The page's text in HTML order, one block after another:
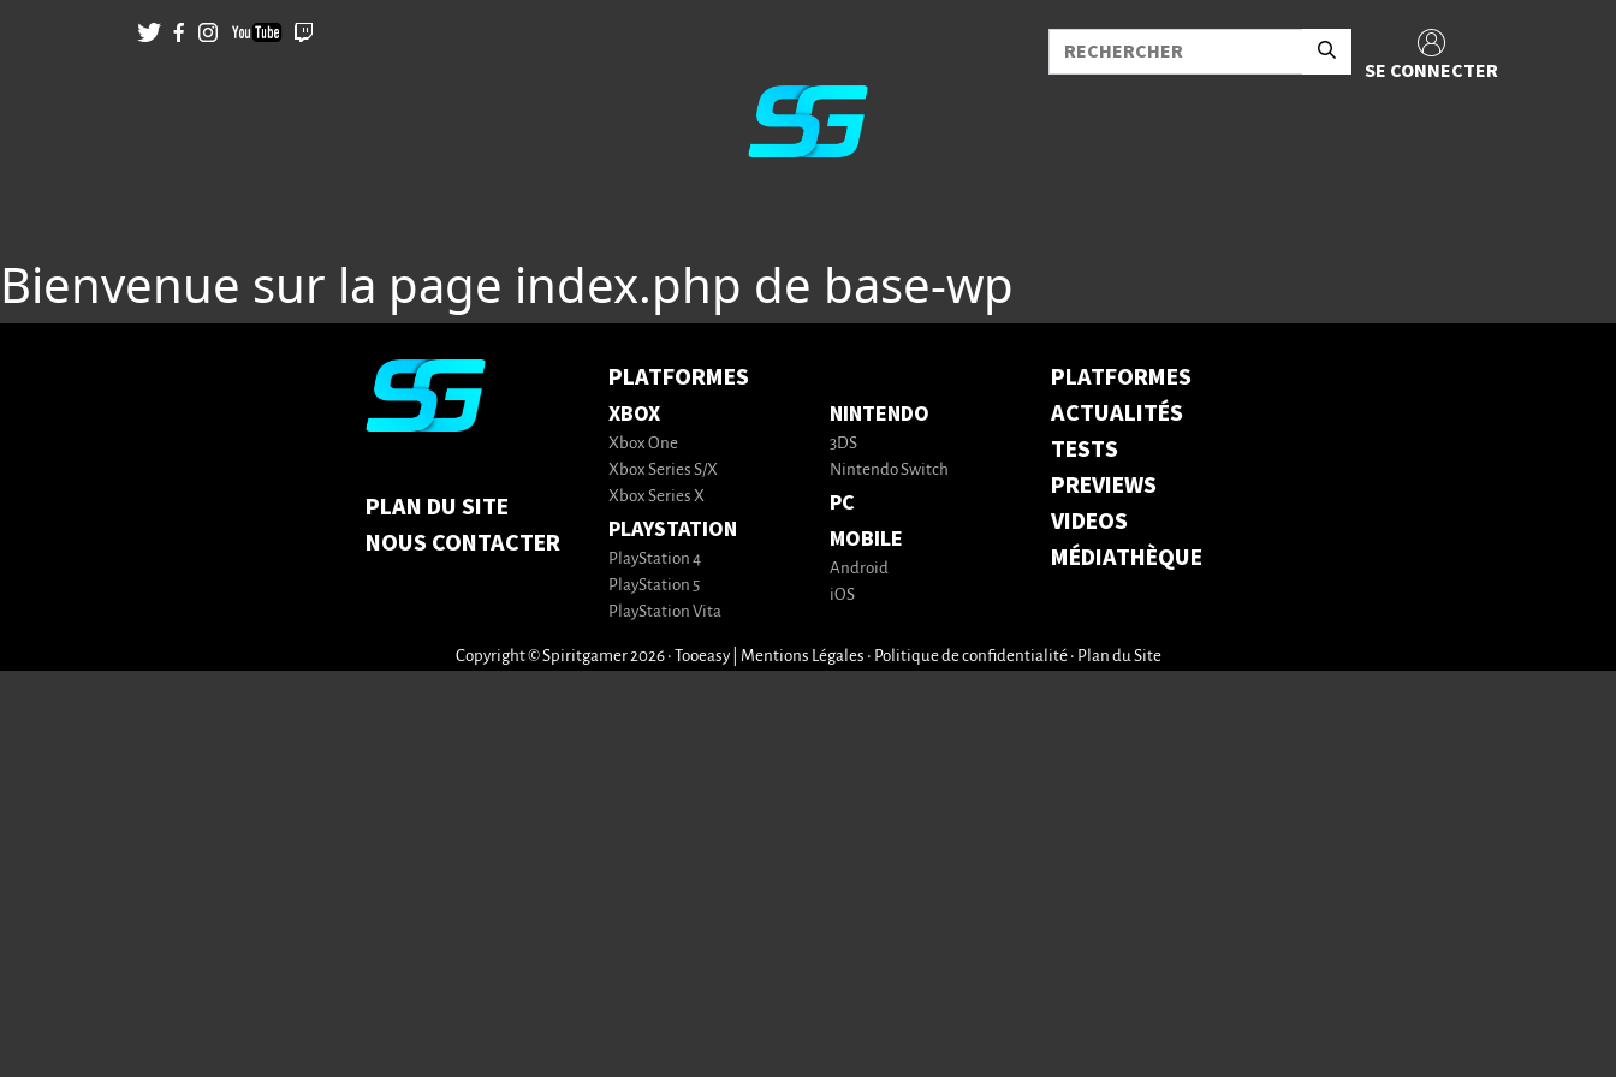
SE CONNECTER
Bienvenue sur la page index.php de base-wp
PLAN DU SITE
NOUS CONTACTER
PLATFORMES
XBOX
Xbox One
Xbox Series S/X
Xbox Series X
PLAYSTATION
PlayStation 4
PlayStation 5
PlayStation Vita
NINTENDO
3DS
Nintendo Switch
PC
MOBILE
Android
iOS
PLATFORMES
ACTUALITÉS
TESTS
PREVIEWS
VIDEOS
MÉDIATHÈQUE
Copyright © Spiritgamer 2026 • Tooeasy Mentions Légales • Politique de confidentialité• Plan du Site